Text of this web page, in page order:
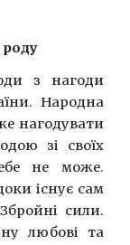
з нагоди
Народна
нагодувати
зі своїх
не може.
існує сам
сили.
любові та